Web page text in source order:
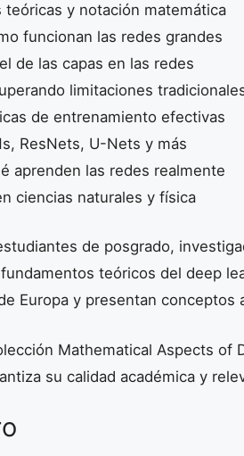
teóricas y notación matemática
funcionan las redes grandes
de las capas en las redes
limitaciones
de entrenamiento efectivas
ResNets, U-Nets y más
aprenden las redes realmente
ciencias naturales y física
de posgrado,
teóricos del deep
Europa y presentan conceptos
Mathematical Aspects of
su calidad académica y